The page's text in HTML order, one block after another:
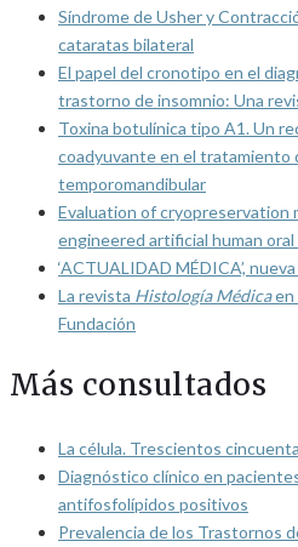
Síndrome de Usher y
cataratas bilateral
El papel del cronotipo en el
trastorno de insomnio: Una
Toxina botulínica tipo A1. Un
coadyuvante en el tratamiento
temporomandibular
Evaluation of cryopreservation
engineered artificial human oral
‘ACTUALIDAD MÉDICA’,
La revista Histología Médicaen
Fundación
Más consultados
La célula. Trescientos
Diagnóstico clínico en
antifosfolípidos positivos
Prevalencia de los Trastornos